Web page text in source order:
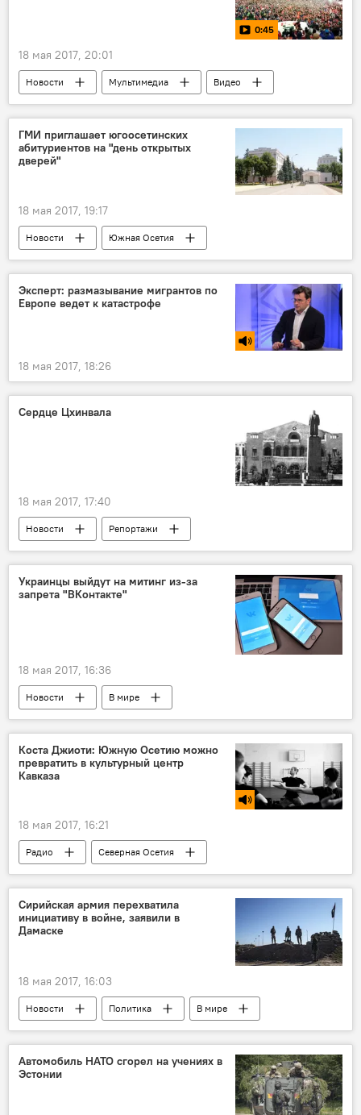
0:45
18 мая 2017, 20:01
Новости Мультимедиа
Видео
Спорт
ГМИ приглашает югоосетинских
абитуриентов на "день открытых
дверей"
18 мая 2017, 19:17
Новости
Южная Осетия
Северная Осетия
Эксперт: размазывание мигрантов по
Европе ведет к катастрофе
18 мая 2017, 18:26
Сердце Цхинвала
18 мая 2017, 17:40
Новости
Репортажи
Южная Осетия
Украинцы выйдут на митинг из-за
запрета "ВКонтакте"
18 мая 2017, 16:36
Новости В мире
Коста Джиоти: Южную Осетию можно
превратить в культурный центр
Кавказа
18 мая 2017, 16:21
Радио
Северная Осетия
Разговор со звездой
Сирийская армия перехватила
инициативу в войне, заявили в
Дамаске
18 мая 2017, 16:03
Новости Политика В мире
Автомобиль НАТО сгорел на учениях в
Эстонии